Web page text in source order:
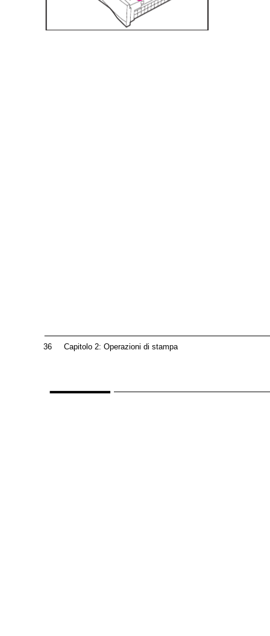
36 Capitolo 2: Operazioni di stampa